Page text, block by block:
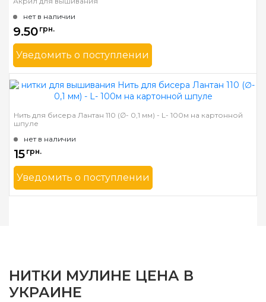
Бренд
Страна-производитель
нет в наличии
9.50 грн.
Уведомить о поступлении
Бренд
Spark Beads
Страна-производитель
Китай
Состав
Нить для бисера Лантан 110 (∅- 0,1 мм) - L- 100м на картонной
шпуле
нет в наличии
15 грн.
Уведомить о поступлении
Бренд
Spark Beads
НИТКИ МУЛИНЕ ЦЕНА В
УКРАИНЕ